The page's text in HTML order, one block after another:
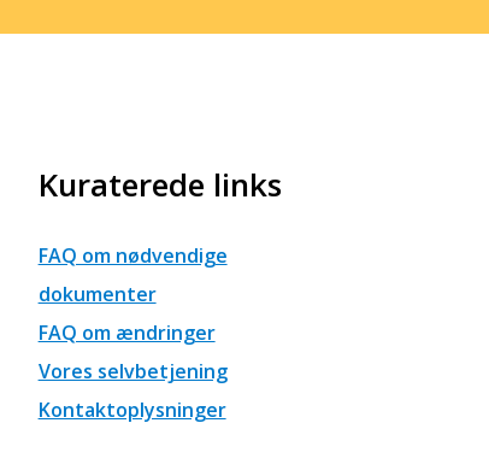
Kuraterede links
FAQ om nødvendige
dokumenter
FAQ om ændringer
Vores selvbetjening
Kontaktoplysninger